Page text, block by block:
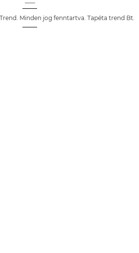
Minden jog fenntartva. Tapéta trend Bt.